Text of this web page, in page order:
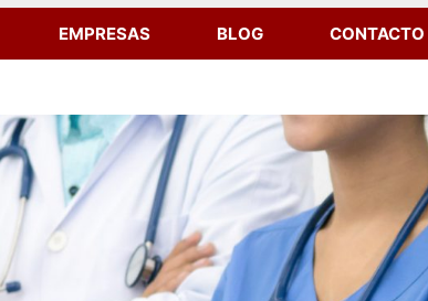
EMPRESAS BLOG CONTACTO